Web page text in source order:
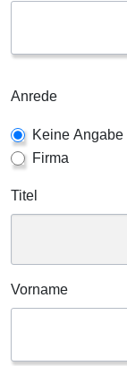
Anrede
Keine Angabe
Firma
Titel
Vorname